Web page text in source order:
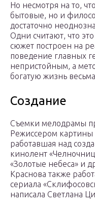
Но несмотря на то,
бытовые, но и
достаточно
Одни считают, что
сюжет построен на
поведение главных
непристойным, а
богатую жизнь
Создание
Съемки мелодрамы
Режиссером картины
работавшая над
кинолент
«Золотые небеса» и
Краснова также
сериала
написала Светлана